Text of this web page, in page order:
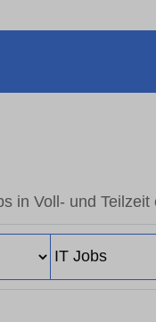
in Voll- und Teilzeit